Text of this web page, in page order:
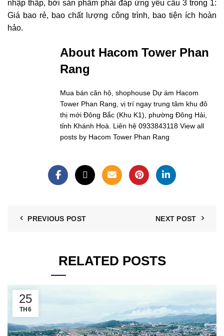
nhập thấp, bởi sản phẩm phải đáp ứng yêu cầu 3 trong 1:
Giá bao rẻ, bao chất lượng công trình, bao tiện ích hoàn
hảo.
About Hacom Tower Phan
Rang
Mua bán căn hộ, shophouse Dự ám Hacom
Tower Phan Rang, vị trí ngay trung tâm khu đô
thị mới Đông Bắc (Khu K1), phường Đông Hải,
tỉnh Khánh Hoà. Liên hệ 0933843118 View all
posts by Hacom Tower Phan Rang
PREVIOUS POST NEXT POST
RELATED POSTS
25
TH6